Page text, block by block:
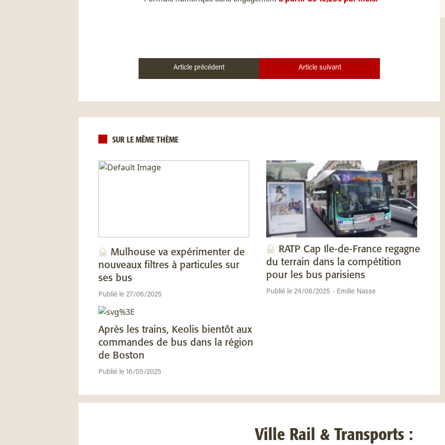
Article précédent Article suivant
SUR LE MÊME THÈME
Mulhouse va expérimenter de
nouveaux filtres à particules sur
ses bus
Publié le 27/06/2025
RATP Cap Ile-de-France regagne
du terrain dans la compétition
pour les bus parisiens
Publié le 24/06/2025 - Emilie Nasse
Après les trains, Keolis bientôt aux
commandes de bus dans la région
de Boston
Publié le 16/05/2025
Ville Rail & Transports :